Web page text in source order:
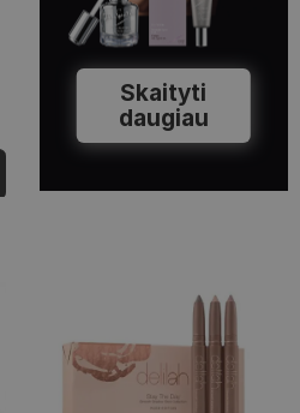
Skaityti
daugiau